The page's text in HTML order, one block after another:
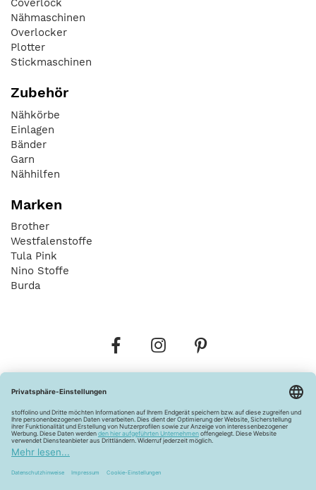
Coverlock
Nähmaschinen
Overlocker
Plotter
Stickmaschinen
Zubehör
Nähkörbe
Einlagen
Bänder
Garn
Nähhilfen
Marken
Brother
Westfalenstoffe
Tula Pink
Nino Stoffe
Burda
Widerrufsbelehrung Vertrag widerrufen
Barrierefreiheitserklärung